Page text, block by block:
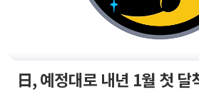
日, 예정대로 내년 1월 첫 달